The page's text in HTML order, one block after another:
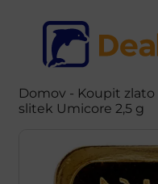
Domov - Koupit zlato
slitek Umicore 2,5 g